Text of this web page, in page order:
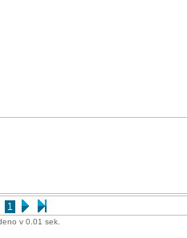
1
v 0.01 sek.